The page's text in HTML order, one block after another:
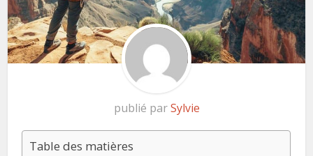
publié parSylvie
Table des matières